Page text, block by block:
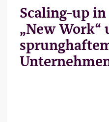
Scaling-up
„New Work“